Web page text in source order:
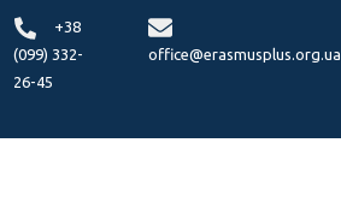
+38
(099) 332-
26-45
office@erasmusplus.org.ua